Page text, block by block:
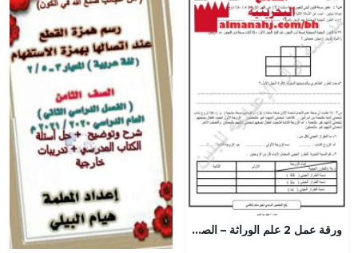
ورقة عمل 2 علم الوراثة – الصفات الوراثية (علوم) التاسع